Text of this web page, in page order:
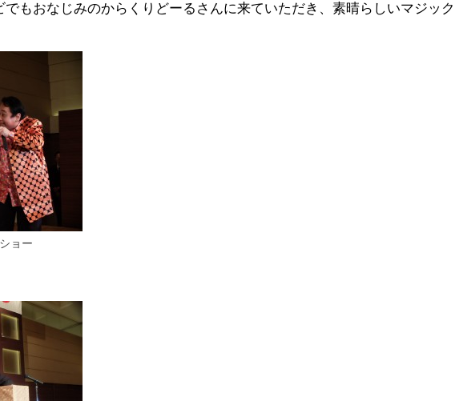
もおなじみのからくりどーるさんに来ていただき、素晴らしいマジック
ョー